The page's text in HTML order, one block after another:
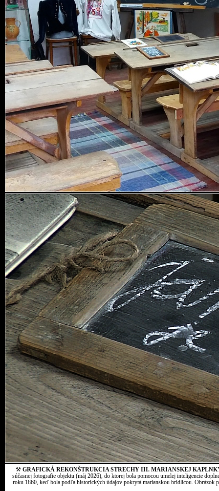
⚒ GRAFICKÁ REKONŠTRUKCIA STRECHY III. MARIANSKEJ
súčasnej fotografie objektu (máj 2026), do ktorej bola pomocou umelej inteligencie
roku 1860, keď bola podľa historických údajov pokrytá marianskou bridlicou. Obrázok